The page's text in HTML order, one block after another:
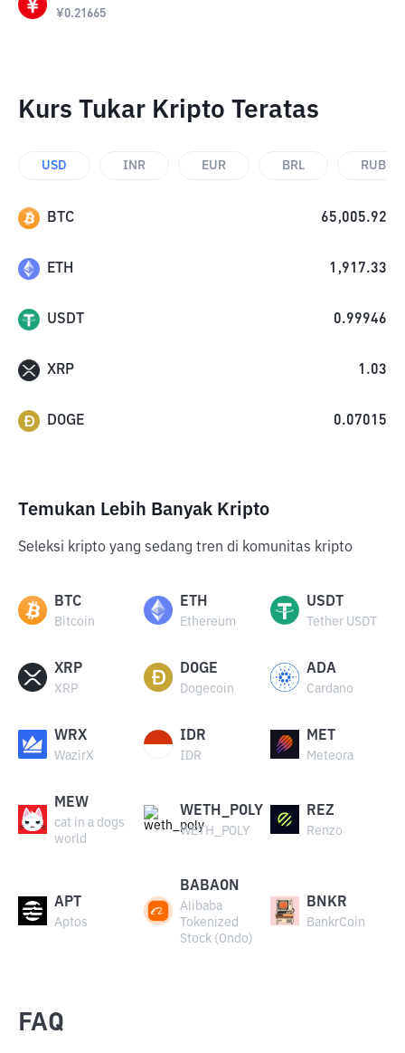
¥0.21665
Kurs Tukar Kripto Teratas
USD INR EUR BRL RUB
BTC 65,005.92
ETH 1,917.33
USDT 0.99946
XRP 1.03
DOGE 0.07015
Temukan Lebih Banyak Kripto
Seleksi kripto yang sedang tren di komunitas kripto
BTC
Bitcoin
ETH
Ethereum
USDT
Tether USDT
XRP
XRP
DOGE
Dogecoin
ADA
Cardano
WRX
WazirX
IDR
IDR
MET
Meteora
MEW
cat in a dogs
world
WETH_POLY
WETH_POLY
REZ
Renzo
APT
Aptos
BABAON
Alibaba
Tokenized
Stock (Ondo)
BNKR
BankrCoin
FAQ